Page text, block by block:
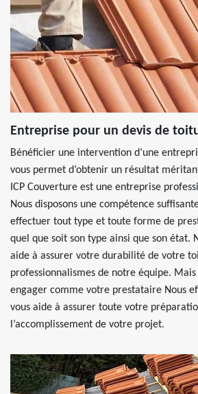
Entreprise pour un devis de
Bénéficier une intervention d’une
vous permet d’obtenir un résultat
ICP Couverture est une entreprise
Nous disposons une compétence
effectuer tout type et toute forme de
quel que soit son type ainsi que son état.
aide à assurer votre durabilité de votre
professionnalismes de notre équipe.
engager comme votre prestataire Nous
vous aide à assurer toute votre
l’accomplissement de votre projet.